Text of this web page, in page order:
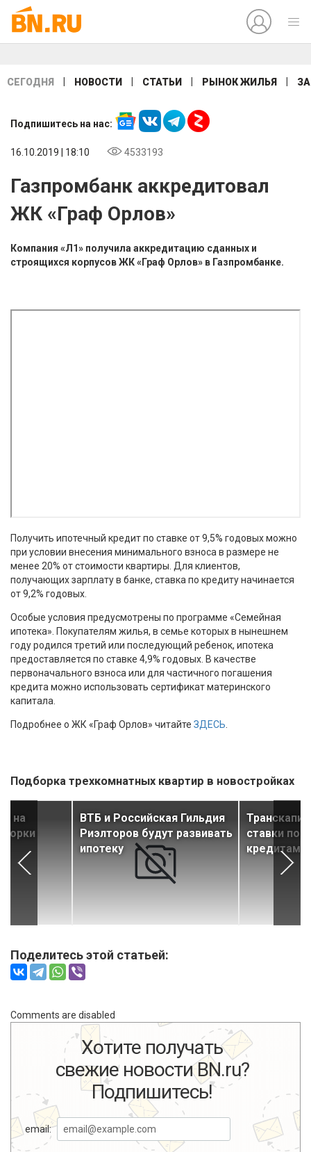
СЕГОДНЯ НОВОСТИ СТАТЬИ РЫНОК ЖИЛЬЯ
Подпишитесь на нас:
16.10.2019 | 18:10 4533193
Газпромбанк аккредитовал
ЖК «Граф Орлов»
Компания «Л1» получила аккредитацию сданных и
строящихся корпусов ЖК «Граф Орлов» в Газпромбанке.
Получить ипотечный кредит по ставке от 9,5% годовых можно
при условии внесения минимального взноса в размере не
менее 20% от стоимости квартиры. Для клиентов,
получающих зарплату в банке, ставка по кредиту начинается
от 9,2% годовых.
Особые условия предусмотрены по программе «Семейная
ипотека». Покупателям жилья, в семье которых в нынешнем
году родился третий или последующий ребенок, ипотека
предоставляется по ставке 4,9% годовых. В качестве
первоначального взноса или для частичного погашения
кредита можно использовать сертификат материнского
капитала.
Подробнее о ЖК «Граф Орлов» читайте ЗДЕСЬ
Подборка трехкомнатных квартир в новостройках
на
ВТБ и Российская Гильдия
Риэлторов будут развивать
ипотеку
ставки по
кредитам
Поделитесь этой статьей:
Comments are disabled
Хотите получать
свежие новости BN.ru?
Подпишитесь!
email: